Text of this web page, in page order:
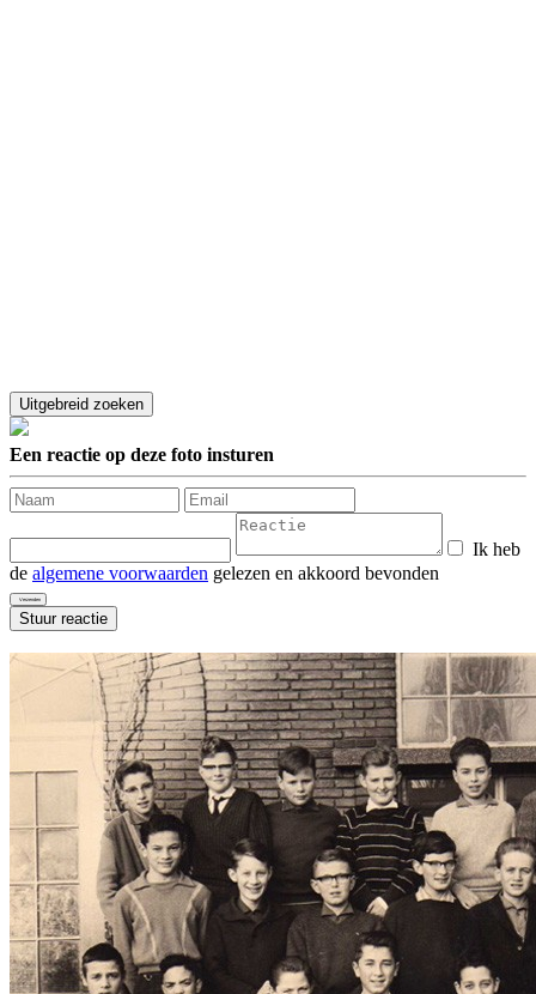
Een reactie op deze foto insturen
Ik heb
de algemene voorwaarden gelezen en akkoord bevonden